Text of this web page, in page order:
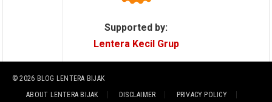
Supported by:
Lentera Kecil Grup
© 2026 BLOG LENTERA BIJAK
ABOUT LENTERA BIJAK
DISCLAIMER PRIVACY POLICY